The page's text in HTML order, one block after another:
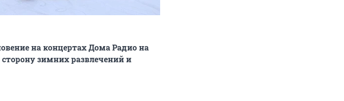
на концертах Дома Радио на
зимних развлечений и